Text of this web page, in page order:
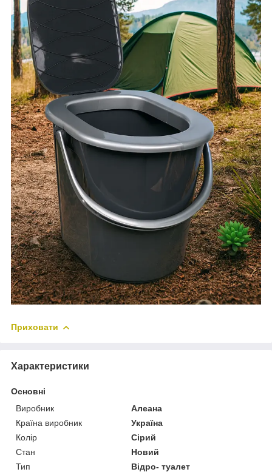
Приховати
Характеристики
Основні
Виробник
Алеана
Країна виробник
Україна
Колір
Сірий
Стан
Новий
Тип
Відро- туалет